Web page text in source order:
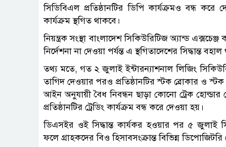
সিডিবিএল প্রতিষ্ঠানটির ডিপি কার্যক্রমও বন্ধ করে
কার্যক্রম স্থগিত থাকবে।
নিয়ন্ত্রক সংস্থা বাংলাদেশ সিকিউরিটিজ অ্যান্ড
নির্দেশনা না দেওয়া পর্যন্ত এ স্থগিতাদেশের সিদ্ধান্ত
তথ্য মতে, গত ২ জুলাই ইন্টারন্যাশনাল লিজিং
তাগিদ দেওয়ার পরও প্রতিষ্ঠানটির স্টক ব্রোকার ও
আইন অনুযায়ী বৈধ নিবন্ধন ছাড়া কোনো ট্রেক
প্রতিষ্ঠানটির ট্রেডিং কার্যক্রম বন্ধ করে দেওয়া হয়।
ডিএসইর ওই সিদ্ধান্ত কার্যকর হওয়ার পর ৫ জুলাই
ফলে গ্রাহকদের বিও হিসাবসংক্রান্ত বিভিন্ন